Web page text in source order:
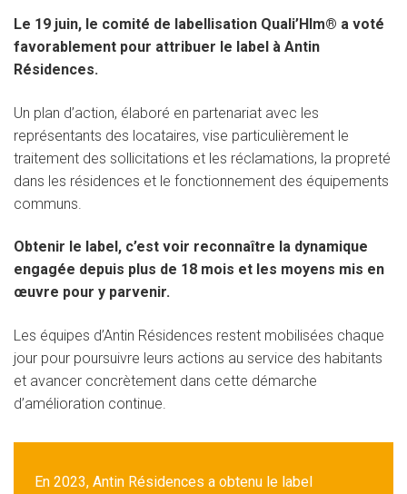
Le 19 juin, le comité de labellisation Quali’Hlm® a voté
favorablement pour attribuer le label à Antin
Résidences.
Un plan d’action, élaboré en partenariat avec les
représentants des locataires, vise particulièrement le
traitement des sollicitations et les réclamations, la propreté
dans les résidences et le fonctionnement des équipements
communs.
Obtenir le label, c’est voir reconnaître la dynamique
engagée depuis plus de 18 mois et les moyens mis en
œuvre pour y parvenir.
Les équipes d’Antin Résidences restent mobilisées chaque
jour pour poursuivre leurs actions au service des habitants
et avancer concrètement dans cette démarche
d’amélioration continue.
En 2023, Antin Résidences a obtenu le label